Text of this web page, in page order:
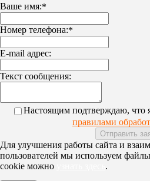
Ваше имя:*
Номер телефона:*
E-mail адрес:
Текст сообщения:
Настоящим подтверждаю, что
правилами
Для улучшения работы сайта и
пользователей мы используем
cookie можно
.